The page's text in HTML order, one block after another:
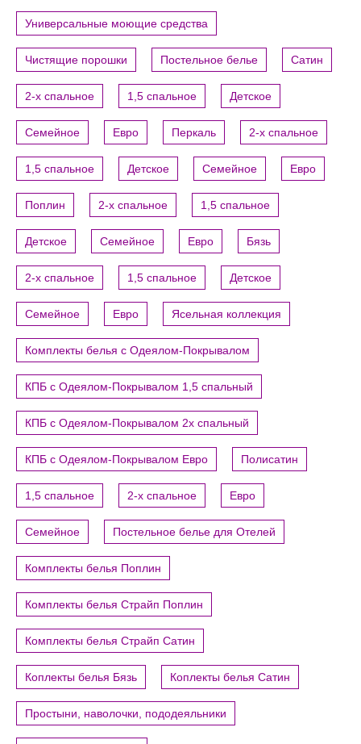
Универсальные моющие средства
Чистящие порошки Постельное белье Сатин
2-х спальное 1,5 спальное Детское
Семейное Евро Перкаль 2-х спальное
1,5 спальное Детское Семейное Евро
Поплин 2-х спальное 1,5 спальное
Детское Семейное Евро Бязь
2-х спальное 1,5 спальное Детское
Семейное Евро Ясельная коллекция
Комплекты белья с Одеялом-Покрывалом
КПБ с Одеялом-Покрывалом 1,5 спальный
КПБ с Одеялом-Покрывалом 2х спальный
КПБ с Одеялом-Покрывалом Евро Полисатин
1,5 спальное 2-х спальное Евро
Семейное Постельное белье для Отелей
Комплекты белья Поплин
Комплекты белья Страйп Поплин
Комплекты белья Страйп Сатин
Коплекты белья Бязь Коплекты белья Сатин
Простыни, наволочки, пододеяльники